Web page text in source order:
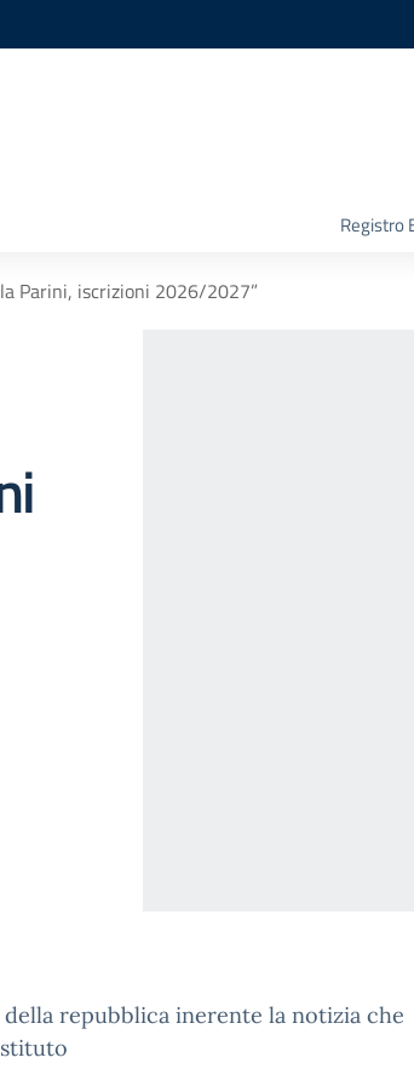
Registro
Parini, iscrizioni 2026/2027”
repubblica inerente la notizia che